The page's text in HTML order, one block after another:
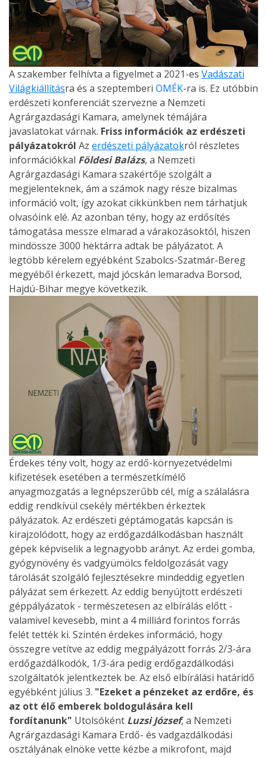
A szakember felhívta a figyelmet a 2021-es Vadászati
Világkiállításra és a szeptemberi OMÉK-ra is. Ez utóbbin
erdészeti konferenciát szervezne a Nemzeti
Agrárgazdasági Kamara, amelynek témájára
javaslatokat várnak. Friss információk az erdészeti
pályázatokról Az erdészeti pályázatokról részletes
információkkal Földesi Balázs, a Nemzeti
Agrárgazdasági Kamara szakértője szolgált a
megjelenteknek, ám a számok nagy része bizalmas
információ volt, így azokat cikkünkben nem tárhatjuk
olvasóink elé. Az azonban tény, hogy az erdősítés
támogatása messze elmarad a várakozásoktól, hiszen
mindössze 3000 hektárra adtak be pályázatot. A
legtöbb kérelem egyébként Szabolcs-Szatmár-Bereg
megyéből érkezett, majd jócskán lemaradva Borsod,
Hajdú-Bihar megye következik.
Érdekes tény volt, hogy az erdő-környezetvédelmi
kifizetések esetében a természetkímélő
anyagmozgatás a legnépszerűbb cél, míg a szálalásra
eddig rendkívül csekély mértékben érkeztek
pályázatok. Az erdészeti géptámogatás kapcsán is
kirajzolódott, hogy az erdőgazdálkodásban használt
gépek képviselik a legnagyobb arányt. Az erdei gomba,
gyógynövény és vadgyümölcs feldolgozását vagy
tárolását szolgáló fejlesztésekre mindeddig egyetlen
pályázat sem érkezett. Az eddig benyújtott erdészeti
géppályázatok - természetesen az elbírálás előtt -
valamivel kevesebb, mint a 4 milliárd forintos forrás
felét tették ki. Szintén érdekes információ, hogy
összegre vetítve az eddig megpályázott forrás 2/3-ára
erdőgazdálkodók, 1/3-ára pedig erdőgazdálkodási
szolgáltatók jelentkeztek be. Az első elbírálási határidő
egyébként július 3. "Ezeket a pénzeket az erdőre, és
az ott élő emberek boldogulására kell
fordítanunk" Utolsóként Luzsi József, a Nemzeti
Agrárgazdasági Kamara Erdő- és vadgazdálkodási
osztályának elnöke vette kézbe a mikrofont, majd